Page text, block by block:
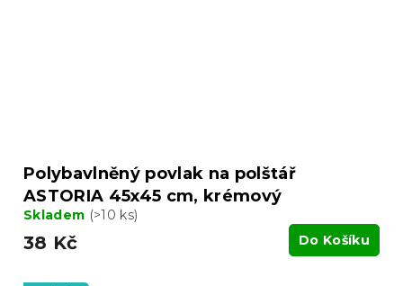
Polybavlněný povlak na polštář
ASTORIA 45x45 cm, krémový
Skladem (>10 ks)
38 Kč Do Košíku